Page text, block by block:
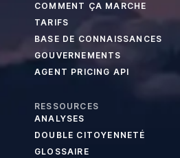
COMMENT ÇA MARCHE
TARIFS
BASE DE CONNAISSANCES
GOUVERNEMENTS
AGENT PRICING API
RESSOURCES
ANALYSES
DOUBLE CITOYENNETÉ
GLOSSAIRE